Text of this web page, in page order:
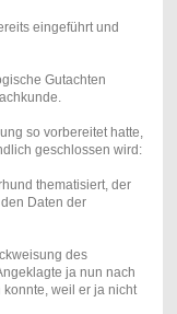
eingeführt und
Gutachten
so vorbereitet hatte,
geschlossen wird:
thematisiert, der
Daten der
des
ja nun nach
weil er ja nicht